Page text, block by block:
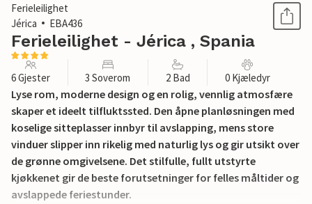
Ferieleilighet
Jérica
EBA436
Ferieleilighet - Jérica , Spania
6 Gjester 3 Soverom 2 Bad 0 Kjæledyr
Lyse rom, moderne design og en rolig, vennlig atmosfære
skaper et ideelt tilfluktssted. Den åpne planløsningen med
koselige sitteplasser innbyr til avslapping, mens store
vinduer slipper inn rikelig med naturlig lys og gir utsikt over
de grønne omgivelsene. Det stilfulle, fullt utstyrte
kjøkkenet gir de beste forutsetninger for felles måltider og
avslappede feriestunder.